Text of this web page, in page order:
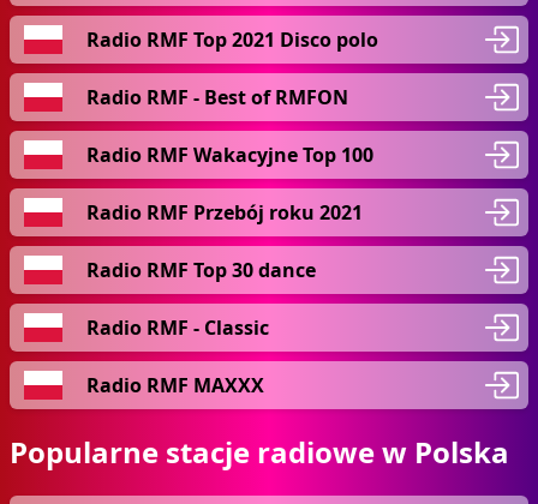
Radio RMF Top 2021 Disco polo
Radio RMF - Best of RMFON
Radio RMF Wakacyjne Top 100
Radio RMF Przebój roku 2021
Radio RMF Top 30 dance
Radio RMF - Classic
Radio RMF MAXXX
Popularne stacje radiowe w Polska